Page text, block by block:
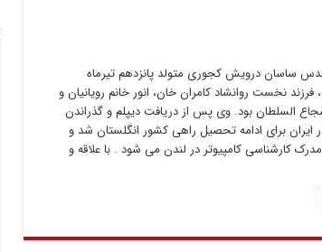
ساسان درویش کجوری متولد پانزدهم تیرماه
، فرزند نخست روانشاد کامران خان، انور خانم رویانیان و
السلطان بود. وی پس از دریافت دیپلم و گذراندن
برای ادامه تحصیل راهی کشور انگلستان شد و
کارشناسی کامپیوتر در لندن می شود . با علاقه و